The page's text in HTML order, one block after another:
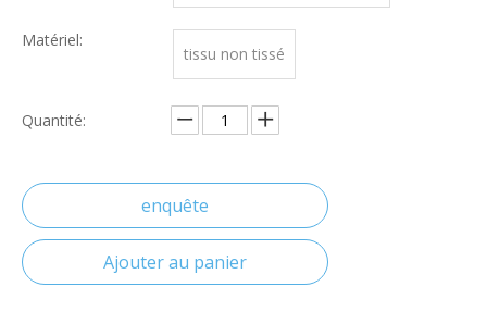
Matériel:
tissu non tissé
Quantité:
enquête
Ajouter au panier